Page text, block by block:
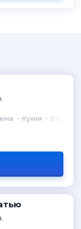
Кухня
Балкон